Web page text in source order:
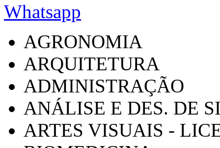
Whatsapp
AGRONOMIA
ARQUITETURA
ADMINISTRAÇÃO
ANÁLISE E DES. DE
ARTES VISUAIS -